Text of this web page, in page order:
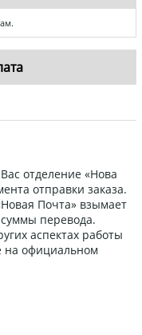
отделение «Нова
отправки заказа.
Почта» взымает
перевода.
аспектах работы
на официальном